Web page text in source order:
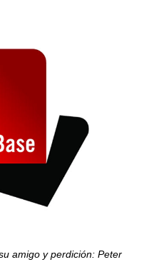
amigo y perdición: Peter